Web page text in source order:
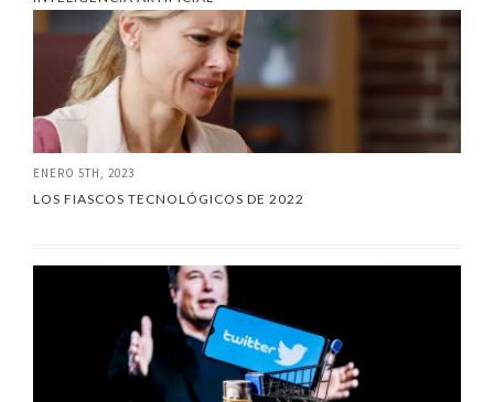
ENERO 5TH, 2023
LOS FIASCOS TECNOLÓGICOS DE 2022